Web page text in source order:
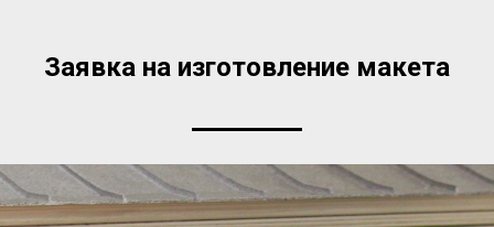
Заявка на изготовление макета